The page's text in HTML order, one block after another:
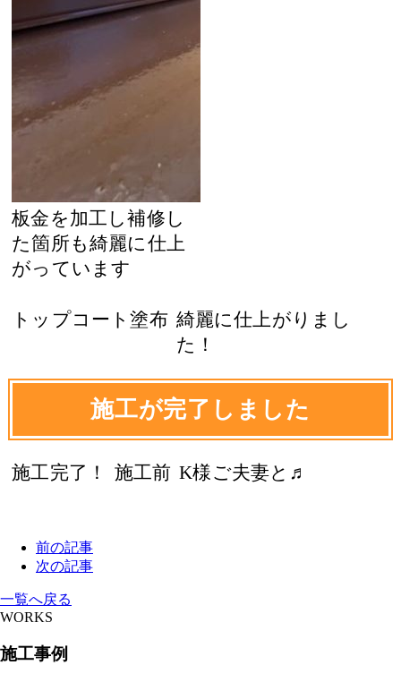
板金を加工し補修し
た箇所も綺麗に仕上
がっています
トップコート塗布 綺麗に仕上がりまし
た！
施工が完了しました
施工完了！ 施工前 K様ご夫妻と♬
前の記事
次の記事
一覧へ戻る
WORKS
施工事例